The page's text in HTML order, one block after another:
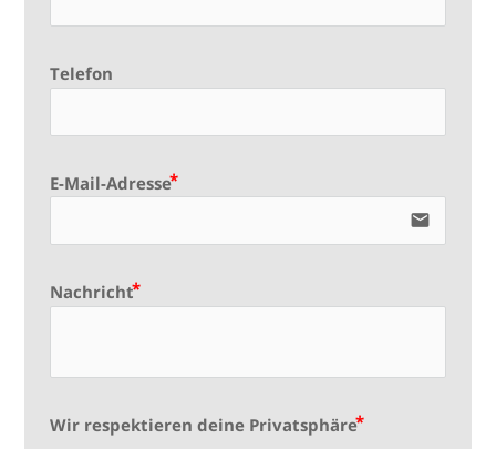
Telefon
E-Mail-Adresse
email
Nachricht
Wir respektieren deine Privatsphäre